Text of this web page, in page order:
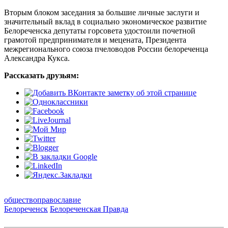
Вторым блоком заседания за большие личные заслуги и
значительный вклад в социально экономическое развитие
Белореченска депутаты горсовета удостоили почетной
грамотой предпринимателя и мецената, Президента
межрегионального союза пчеловодов России белореченца
Александра Кукса.
Рассказать друзьям:
обществоправославие
Белореченск Белореченская Правда